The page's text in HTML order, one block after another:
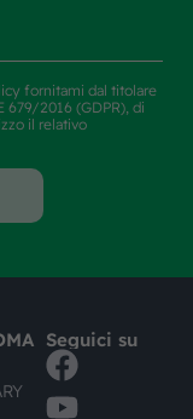
fornitami dal titolare
679/2016 (GDPR), di
il relativo
Seguici su